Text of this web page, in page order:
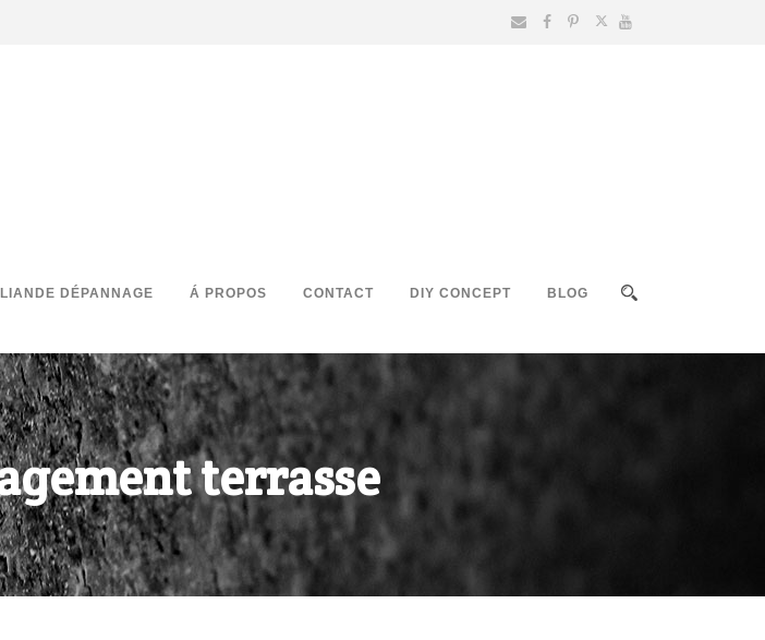
DÉPANNAGE Á PROPOS CONTACT DIY CONCEPT BLOG
terrasse